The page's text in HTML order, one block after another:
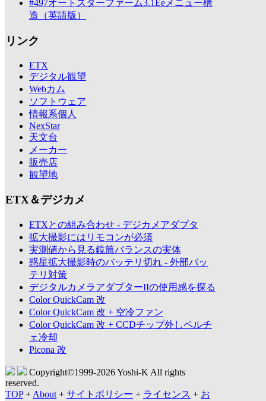
#497オートスターファーム3.1Eeメニュー構
造（英語版）
リンク
ETX
デジタル観望
Webカム
ソフトウェア
情報系個人
NexStar
天文台
メーカー
販売店
観望地
ETX＆デジカメ
ETXとの組み合わせ - デジカメアダプタ
拡大撮影にはリモコンが必須
実測値から見る鏡筒バランスの実体
惑星拡大撮影時のバッテリ切れ - 外部バッ
テリ対策
デジタルカメラアダプターIIの使用感を探る
Color QuickCam 改
Color QuickCam 改 + 空冷ファン
Color QuickCam 改 + CCDチップ外しペルチ
ェ冷却
Picona 改
Copyright©1999-2026 Yoshi-K All rights
reserved.
TOP+ About + サイトポリシー + ライセンス + お